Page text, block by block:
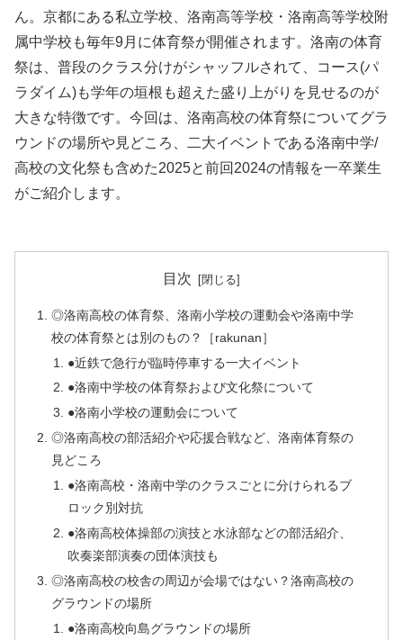
ん。京都にある私立学校、洛南高等学校・洛南高等学校附
属中学校も毎年9月に体育祭が開催されます。洛南の体育
祭は、普段のクラス分けがシャッフルされて、コース(パ
ラダイム)も学年の垣根も超えた盛り上がりを見せるのが
大きな特徴です。今回は、洛南高校の体育祭についてグラ
ウンドの場所や見どころ、二大イベントである洛南中学/
高校の文化祭も含めた2025と前回2024の情報を一卒業生
がご紹介します。
目次
◎洛南高校の体育祭、洛南小学校の運動会や洛南中学
校の体育祭とは別のもの？［rakunan］
●近鉄で急行が臨時停車する一大イベント
●洛南中学校の体育祭および文化祭について
●洛南小学校の運動会について
◎洛南高校の部活紹介や応援合戦など、洛南体育祭の
見どころ
●洛南高校・洛南中学のクラスごとに分けられるブ
ロック別対抗
●洛南高校体操部の演技と水泳部などの部活紹介、
吹奏楽部演奏の団体演技も
◎洛南高校の校舎の周辺が会場ではない？洛南高校の
グラウンドの場所
●洛南高校向島グラウンドの場所